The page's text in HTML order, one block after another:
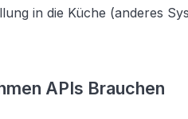
in die Küche (anderes
APIs Brauchen